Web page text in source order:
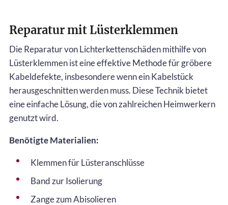
Reparatur mit Lüsterklemmen
Die Reparatur von Lichterkettenschäden mithilfe von
Lüsterklemmen ist eine effektive Methode für gröbere
Kabeldefekte, insbesondere wenn ein Kabelstück
herausgeschnitten werden muss. Diese Technik bietet
eine einfache Lösung, die von zahlreichen Heimwerkern
genutzt wird.
Benötigte Materialien:
Klemmen für Lüsteranschlüsse
Band zur Isolierung
Zange zum Abisolieren